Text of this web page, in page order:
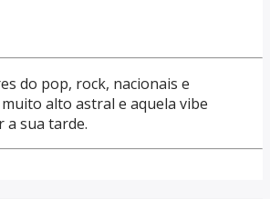
do pop, rock, nacionais e
alto astral e aquela vibe
a sua tarde.